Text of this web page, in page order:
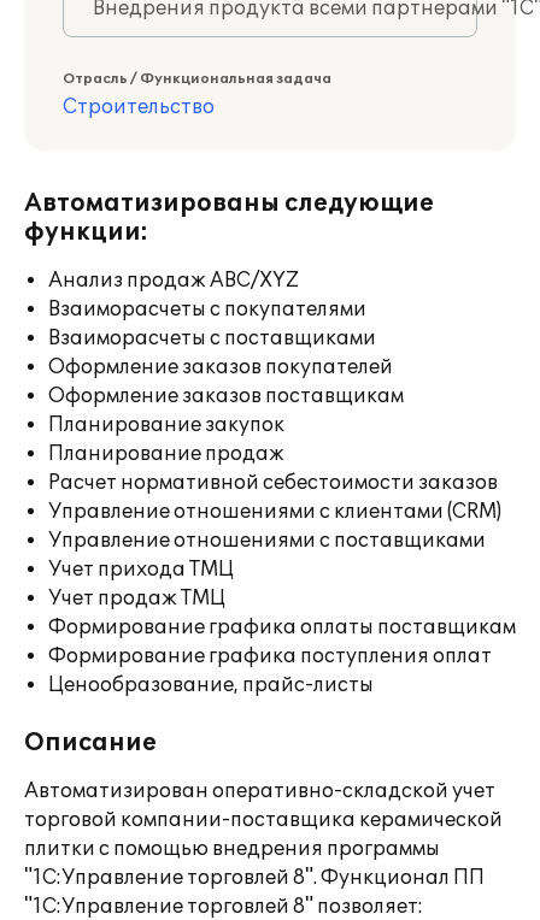
Внедрения продукта всеми партнерами
Отрасль / Функциональная задача
Строительство
Автоматизированы следующие
функции:
Анализ продаж ABC/XYZ
Взаиморасчеты с покупателями
Взаиморасчеты с поставщиками
Оформление заказов покупателей
Оформление заказов поставщикам
Планирование закупок
Планирование продаж
Расчет нормативной себестоимости заказов
Управление отношениями с клиентами (CRM)
Управление отношениями с поставщиками
Учет прихода ТМЦ
Учет продаж ТМЦ
Формирование графика оплаты поставщикам
Формирование графика поступления оплат
Ценообразование, прайс-листы
Описание
Автоматизирован оперативно-складской учет
торговой компании-поставщика керамической
плитки с помощью внедрения программы
"1С:Управление торговлей 8". Функционал ПП
"1С:Управление торговлей 8" позволяет: